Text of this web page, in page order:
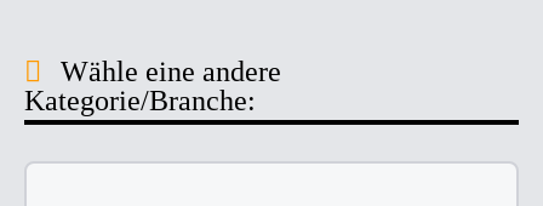
Wähle eine andere
Kategorie/Branche: